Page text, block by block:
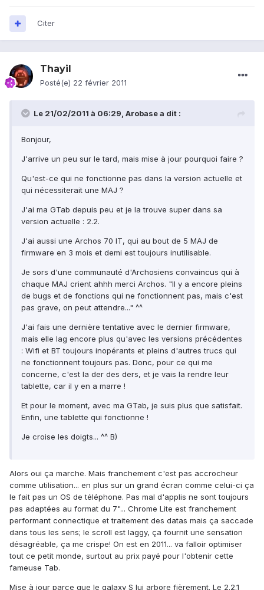
Citer
Thayil
Posté(e) 22 février 2011
Le 21/02/2011 à 06:29, Arobase a dit :
Bonjour,
J'arrive un peu sur le tard, mais mise à jour pourquoi faire ?
Qu'est-ce qui ne fonctionne pas dans la version actuelle et
qui nécessiterait une MAJ ?
J'ai ma GTab depuis peu et je la trouve super dans sa
version actuelle : 2.2.
J'ai aussi une Archos 70 IT, qui au bout de 5 MAJ de
firmware en 3 mois et demi est toujours inutilisable.
Je sors d'une communauté d'Archosiens convaincus qui à
chaque MAJ crient ahhh merci Archos. "Il y a encore pleins
de bugs et de fonctions qui ne fonctionnent pas, mais c'est
pas grave, on peut attendre..." ^^
J'ai fais une dernière tentative avec le dernier firmware,
mais elle lag encore plus qu'avec les versions précédentes
: Wifi et BT toujours inopérants et pleins d'autres trucs qui
ne fonctionnent toujours pas. Donc, pour ce qui me
concerne, c'est la der des ders, et je vais la rendre leur
tablette, car il y en a marre !
Et pour le moment, avec ma GTab, je suis plus que satisfait.
Enfin, une tablette qui fonctionne !
Je croise les doigts... ^^ B)
Alors oui ça marche. Mais franchement c'est pas accrocheur
comme utilisation... en plus sur un grand écran comme celui-ci ça
le fait pas un OS de téléphone. Pas mal d'applis ne sont toujours
pas adaptées au format du 7"... Chrome Lite est franchement
performant connectique et traitement des datas mais ça saccade
dans tous les sens; le scroll est laggy, ça fournit une sensation
désagréable, ça me crispe! On est en 2011... va falloir optimiser
tout ce petit monde, surtout au prix payé pour l'obtenir cette
fameuse Tab.
Mise à jour parce que le galaxy S lui arbore fièrement. Le 2.2.1